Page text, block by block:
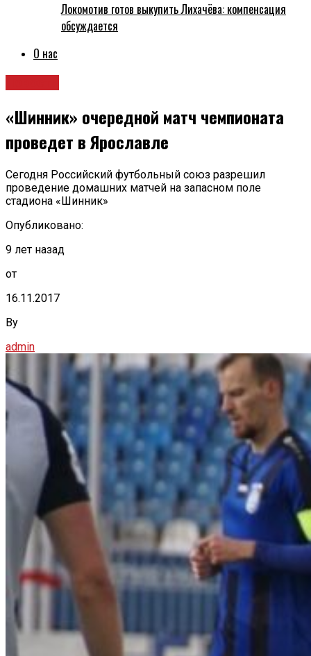
Локомотив готов выкупить Лихачёва: компенсация
обсуждается
О нас
«Шинник» очередной матч чемпионата
проведет в Ярославле
Сегодня Российский футбольный союз разрешил
проведение домашних матчей на запасном поле
стадиона «Шинник»
Опубликовано:
9 лет назад
от
16.11.2017
By
admin